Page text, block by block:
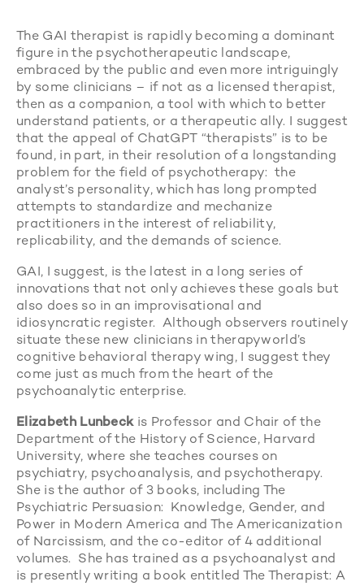
The GAI therapist is rapidly becoming a dominant
figure in the psychotherapeutic landscape,
embraced by the public and even more intriguingly
by some clinicians – if not as a licensed therapist,
then as a companion, a tool with which to better
understand patients, or a therapeutic ally. I suggest
that the appeal of ChatGPT “therapists” is to be
found, in part, in their resolution of a longstanding
problem for the field of psychotherapy: the
analyst’s personality, which has long prompted
attempts to standardize and mechanize
practitioners in the interest of reliability,
replicability, and the demands of science.
GAI, I suggest, is the latest in a long series of
innovations that not only achieves these goals but
also does so in an improvisational and
idiosyncratic register. Although observers routinely
situate these new clinicians in therapyworld’s
cognitive behavioral therapy wing, I suggest they
come just as much from the heart of the
psychoanalytic enterprise.
Elizabeth Lunbeckis Professor and Chair of the
Department of the History of Science, Harvard
University, where she teaches courses on
psychiatry, psychoanalysis, and psychotherapy.
She is the author of 3 books, including The
Psychiatric Persuasion: Knowledge, Gender, and
Power in Modern America and The Americanization
of Narcissism, and the co-editor of 4 additional
volumes. She has trained as a psychoanalyst and
is presently writing a book entitled The Therapist: A